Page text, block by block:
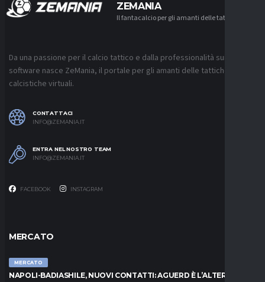
ZEMANIA
Il fantacalcio per gli amanti delle tattiche
Da una passione per il calcio tattico e dalla professionalità sui
software nasce ZeMania, il portale per gli amanti delle tattiche
calcistiche virtuali.
CONTATTACI
INFO@ZEMANIA.IT
ENTRA NEL NOSTRO TEAM
INFO@ZEMANIA.IT
FACEBOOK INSTAGRAM
MERCATO
MERCATO
NAPOLI-BADIASHILE, NUOVI CONTATTI: AGUERD È L’ALTERNATIVA